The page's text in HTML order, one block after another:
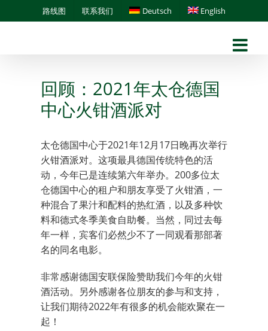
to
路线图 联系我们 Deutsch English
回顾：2021年太仓德国
中心火钳酒派对
太仓德国中心于2021年12月17日晚再次举行
火钳酒派对。这项最具德国传统特色的活
动，今年已是连续第六年举办。200多位太
仓德国中心的租户和朋友享受了火钳酒，一
种混合了果汁和配料的热红酒，以及多种饮
料和德式冬季美食自助餐。当然，同过去每
年一样，宾客们必然少不了一同观看那部著
名的同名电影。
非常感谢德国安联保险赞助我们今年的火钳
酒活动。另外感谢各位朋友的参与和支持，
让我们期待2022年有很多的机会能欢聚在一
起！